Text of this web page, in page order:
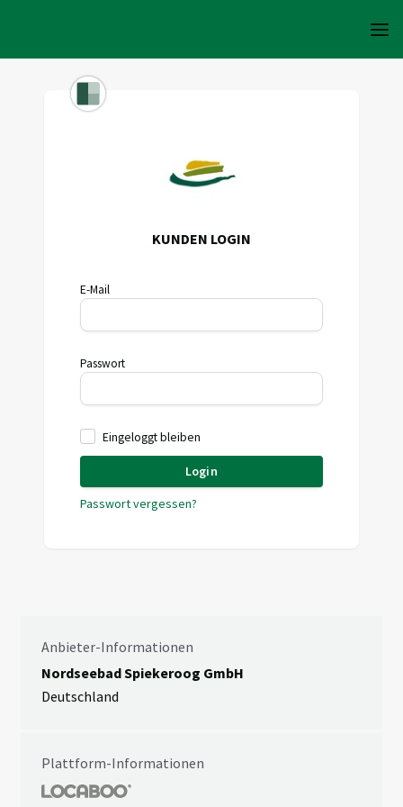
KUNDEN LOGIN
E-Mail
Passwort
Eingeloggt bleiben
Login
Passwort vergessen?
Anbieter-Informationen
Nordseebad Spiekeroog GmbH
Deutschland
Plattform-Informationen